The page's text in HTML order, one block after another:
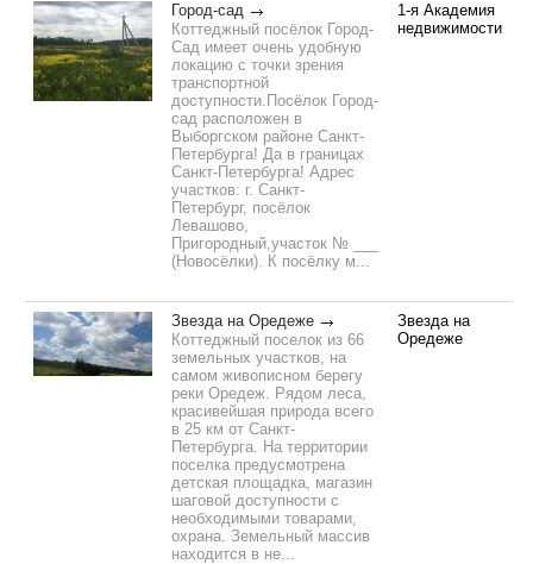
Город-сад
Коттеджный посёлок Город-
Сад имеет очень удобную
локацию с точки зрения
транспортной
доступности.Посёлок Город-
сад расположен в
Выборгском районе Санкт-
Петербурга! Да в границах
Санкт-Петербурга! Адрес
участков: г. Санкт-
Петербург, посёлок
Левашово,
Пригородный,участок № ___
(Новосёлки). К посёлку м...
1-я Академия
недвижимости
Звезда на Оредеже
Коттеджный поселок из 66
земельных участков, на
самом живописном берегу
реки Оредеж. Рядом леса,
красивейшая природа всего
в 25 км от Санкт-
Петербурга. На территории
поселка предусмотрена
детская площадка, магазин
шаговой доступности с
необходимыми товарами,
охрана. Земельный массив
находится в не...
Звезда на
Оредеже